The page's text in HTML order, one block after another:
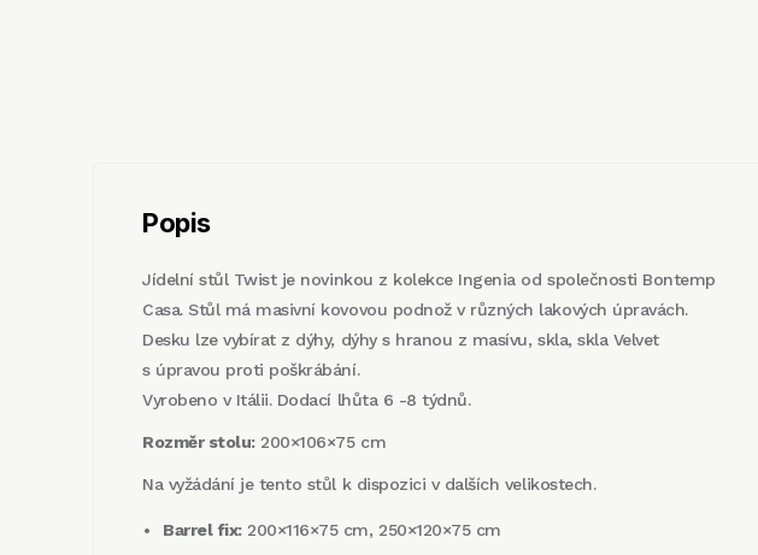
Popis
Jídelní stůl Twist je novinkou z kolekce Ingenia od společnosti Bontemp
Casa. Stůl má masivní kovovou podnož v různých lakových úpravách.
Desku lze vybírat z dýhy, dýhy s hranou z masívu, skla, skla Velvet
s úpravou proti poškrábání.
Vyrobeno v Itálii. Dodací lhůta 6 -8 týdnů.
Rozměr stolu:200×106×75 cm
Na vyžádání je tento stůl k dispozici v dalších velikostech.
Barrel fix:200×116×75 cm, 250×120×75 cm